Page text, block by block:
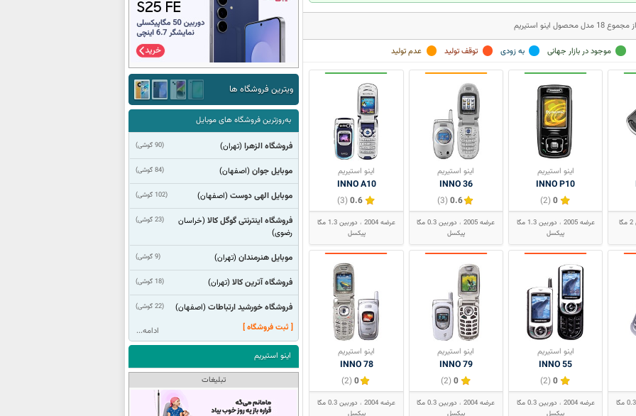
موجود در بازار جهانی به زودی توقف تولید عدم تولید
دوربین 2 مگا
اینو استیریم
INNO P10
0
(2)
عرضه 2005
دوربین 1.3 مگا
پیکسل
اینو استیریم
INNO 36
0.6
(3)
عرضه 2005
دوربین 0.3 مگا
پیکسل
اینو استیریم
INNO A10
0.6
(3)
عرضه 2004
دوربین 1.3 مگا
پیکسل
دوربین 0.3 مگا
اینو استیریم
INNO 55
0
(2)
عرضه 2004
دوربین 0.3 مگا
پیکسل
اینو استیریم
INNO 79
0
(2)
عرضه 2004
دوربین 0.3 مگا
پیکسل
اینو استیریم
INNO 78
0
(2)
عرضه 2004
دوربین 0.3 مگا
پیکسل
ویترین فروشگاه ها
به‌روزترین فروشگاه های موبایل
(90 گوشی) فروشگاه الزهرا (تهران)
(84 گوشی) موبایل جوان (اصفهان)
(102 گوشی) موبایل الهی دوست (اصفهان)
(23 گوشی) فروشگاه اینترنتی گوگل کالا (خراسان
رضوی)
(9 گوشی) موبایل هنرمندان (تهران)
(18 گوشی) فروشگاه آترین کالا (تهران)
(22 گوشی) فروشگاه خورشید ارتباطات (اصفهان)
[ ثبت فروشگاه ]
ادامه...
اینو استیریم
تبلیغات